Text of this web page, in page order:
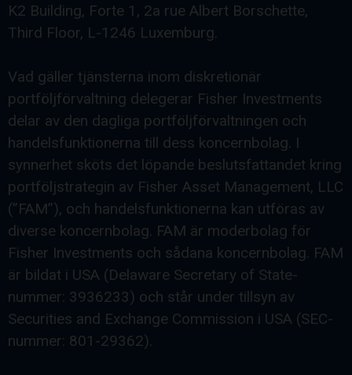
K2 Building, Forte 1, 2a rue Albert Borschette,
Third Floor, L-1246 Luxemburg.
Vad gäller tjänsterna inom diskretionär
portföljförvaltning delegerar Fisher Investments
delar av den dagliga portföljförvaltningen och
handelsfunktionerna till dess koncernbolag. I
synnerhet sköts det löpande beslutsfattandet kring
portföljstrategin av Fisher Asset Management, LLC
(”FAM”), och handelsfunktionerna kan utföras av
diverse koncernbolag. FAM är moderbolag för
Fisher Investments och sådana koncernbolag. FAM
är bildat i USA (Delaware Secretary of State-
nummer: 3936233) och står under tillsyn av
Securities and Exchange Commission i USA (SEC-
nummer: 801-29362).